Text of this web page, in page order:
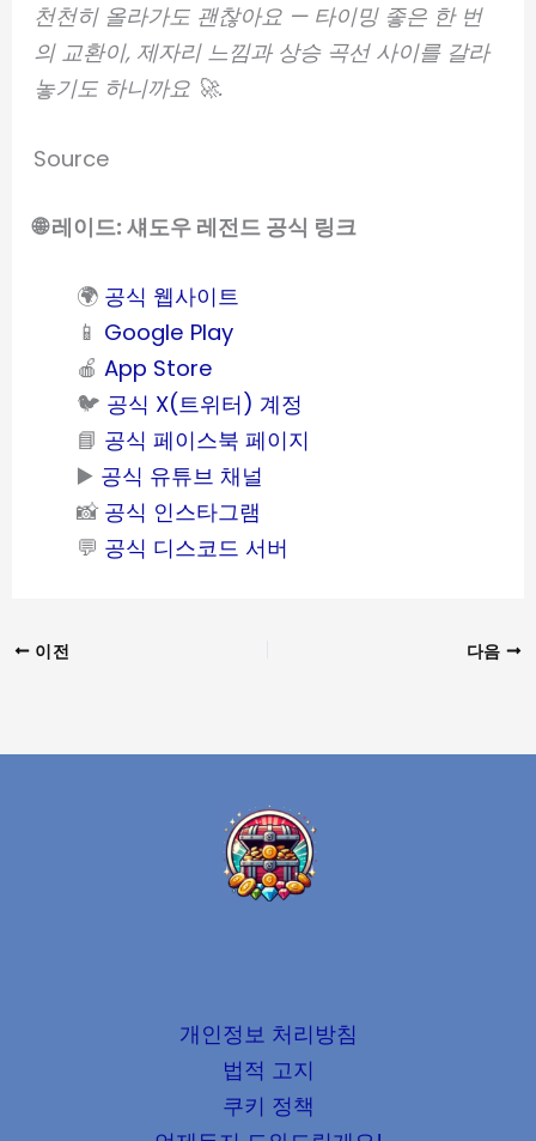
천천히 올라가도 괜찮아요 — 타이밍 좋은 한 번
의 교환이, 제자리 느낌과 상승 곡선 사이를 갈라
놓기도 하니까요 🚀.
Source
🌐 레이드: 섀도우 레전드 공식 링크
🌍 공식 웹사이트
📱 Google Play
🍎App Store
🐦 공식 X(트위터) 계정
📘 공식 페이스북 페이지
▶️ 공식 유튜브 채널
📸 공식 인스타그램
💬 공식 디스코드 서버
이전 다음
개인정보 처리방침
법적 고지
쿠키 정책